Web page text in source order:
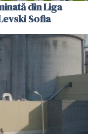
din Liga
Sofia